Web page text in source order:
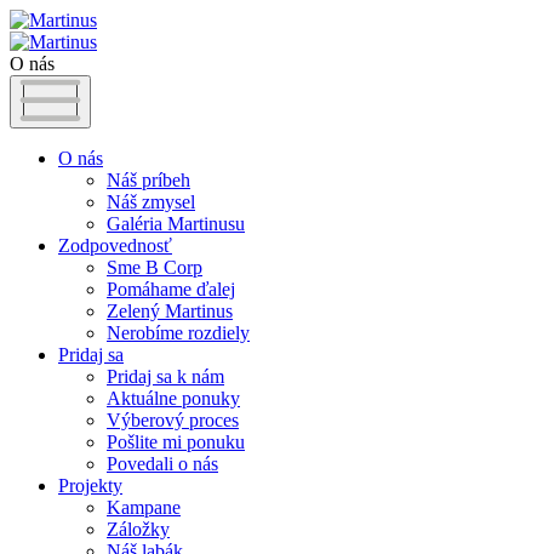
O nás
O nás
Náš príbeh
Náš zmysel
Galéria Martinusu
Zodpovednosť
Sme B Corp
Pomáhame ďalej
Zelený Martinus
Nerobíme rozdiely
Pridaj sa
Pridaj sa k nám
Aktuálne ponuky
Výberový proces
Pošlite mi ponuku
Povedali o nás
Projekty
Kampane
Záložky